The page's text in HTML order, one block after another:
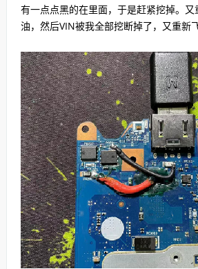
有一点点黑的在里面，于是赶紧挖掉。
油，然后VIN被我全部挖断掉了，又重新